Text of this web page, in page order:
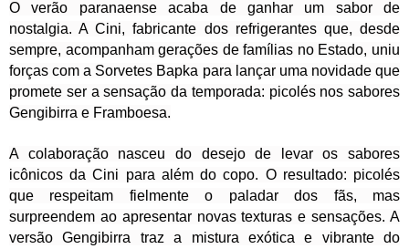
O verão paranaense acaba de ganhar um sabor de
nostalgia. A Cini, fabricante dos refrigerantes que, desde
sempre, acompanham gerações de famílias no Estado, uniu
forças com a Sorvetes Bapka para lançar uma novidade que
promete ser a sensação da temporada: picolés nos sabores
Gengibirra e Framboesa.
A colaboração nasceu do desejo de levar os sabores
icônicos da Cini para além do copo. O resultado: picolés
que respeitam fielmente o paladar dos fãs, mas
surpreendem ao apresentar novas texturas e sensações. A
versão Gengibirra traz a mistura exótica e vibrante do